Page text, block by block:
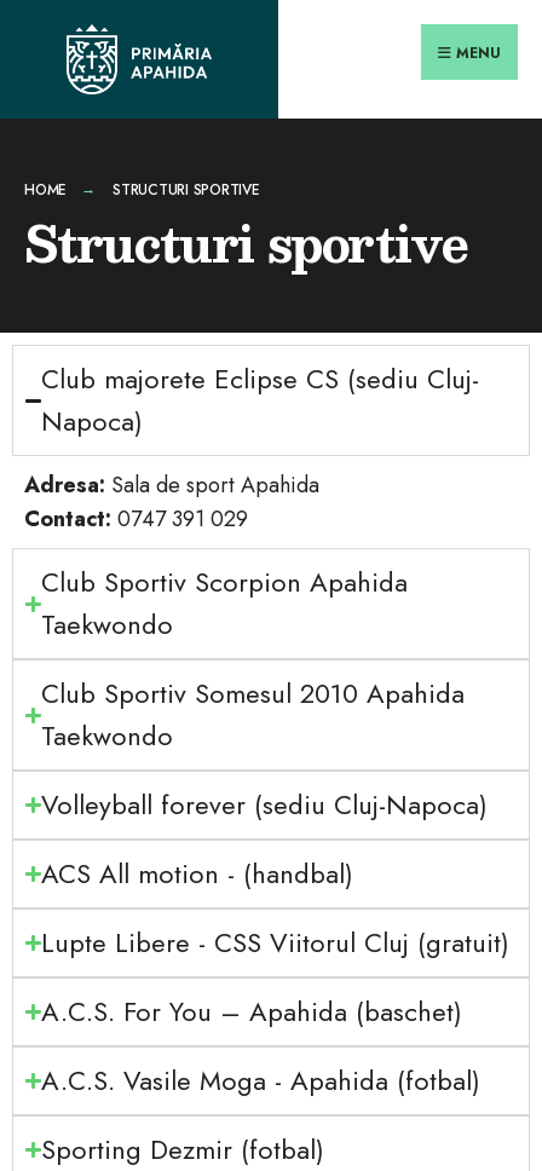
MENU
HOME STRUCTURI SPORTIVE
Structuri sportive
Club majorete Eclipse CS (sediu Cluj-
Napoca)
Adresa: Sala de sport Apahida
Contact: 0747 391 029
Club Sportiv Scorpion Apahida
Taekwondo
Club Sportiv Somesul 2010 Apahida
Taekwondo
Volleyball forever (sediu Cluj-Napoca)
ACS All motion - (handbal)
Lupte Libere - CSS Viitorul Cluj (gratuit)
A.C.S. For You – Apahida (baschet)
A.C.S. Vasile Moga - Apahida (fotbal)
Sporting Dezmir (fotbal)